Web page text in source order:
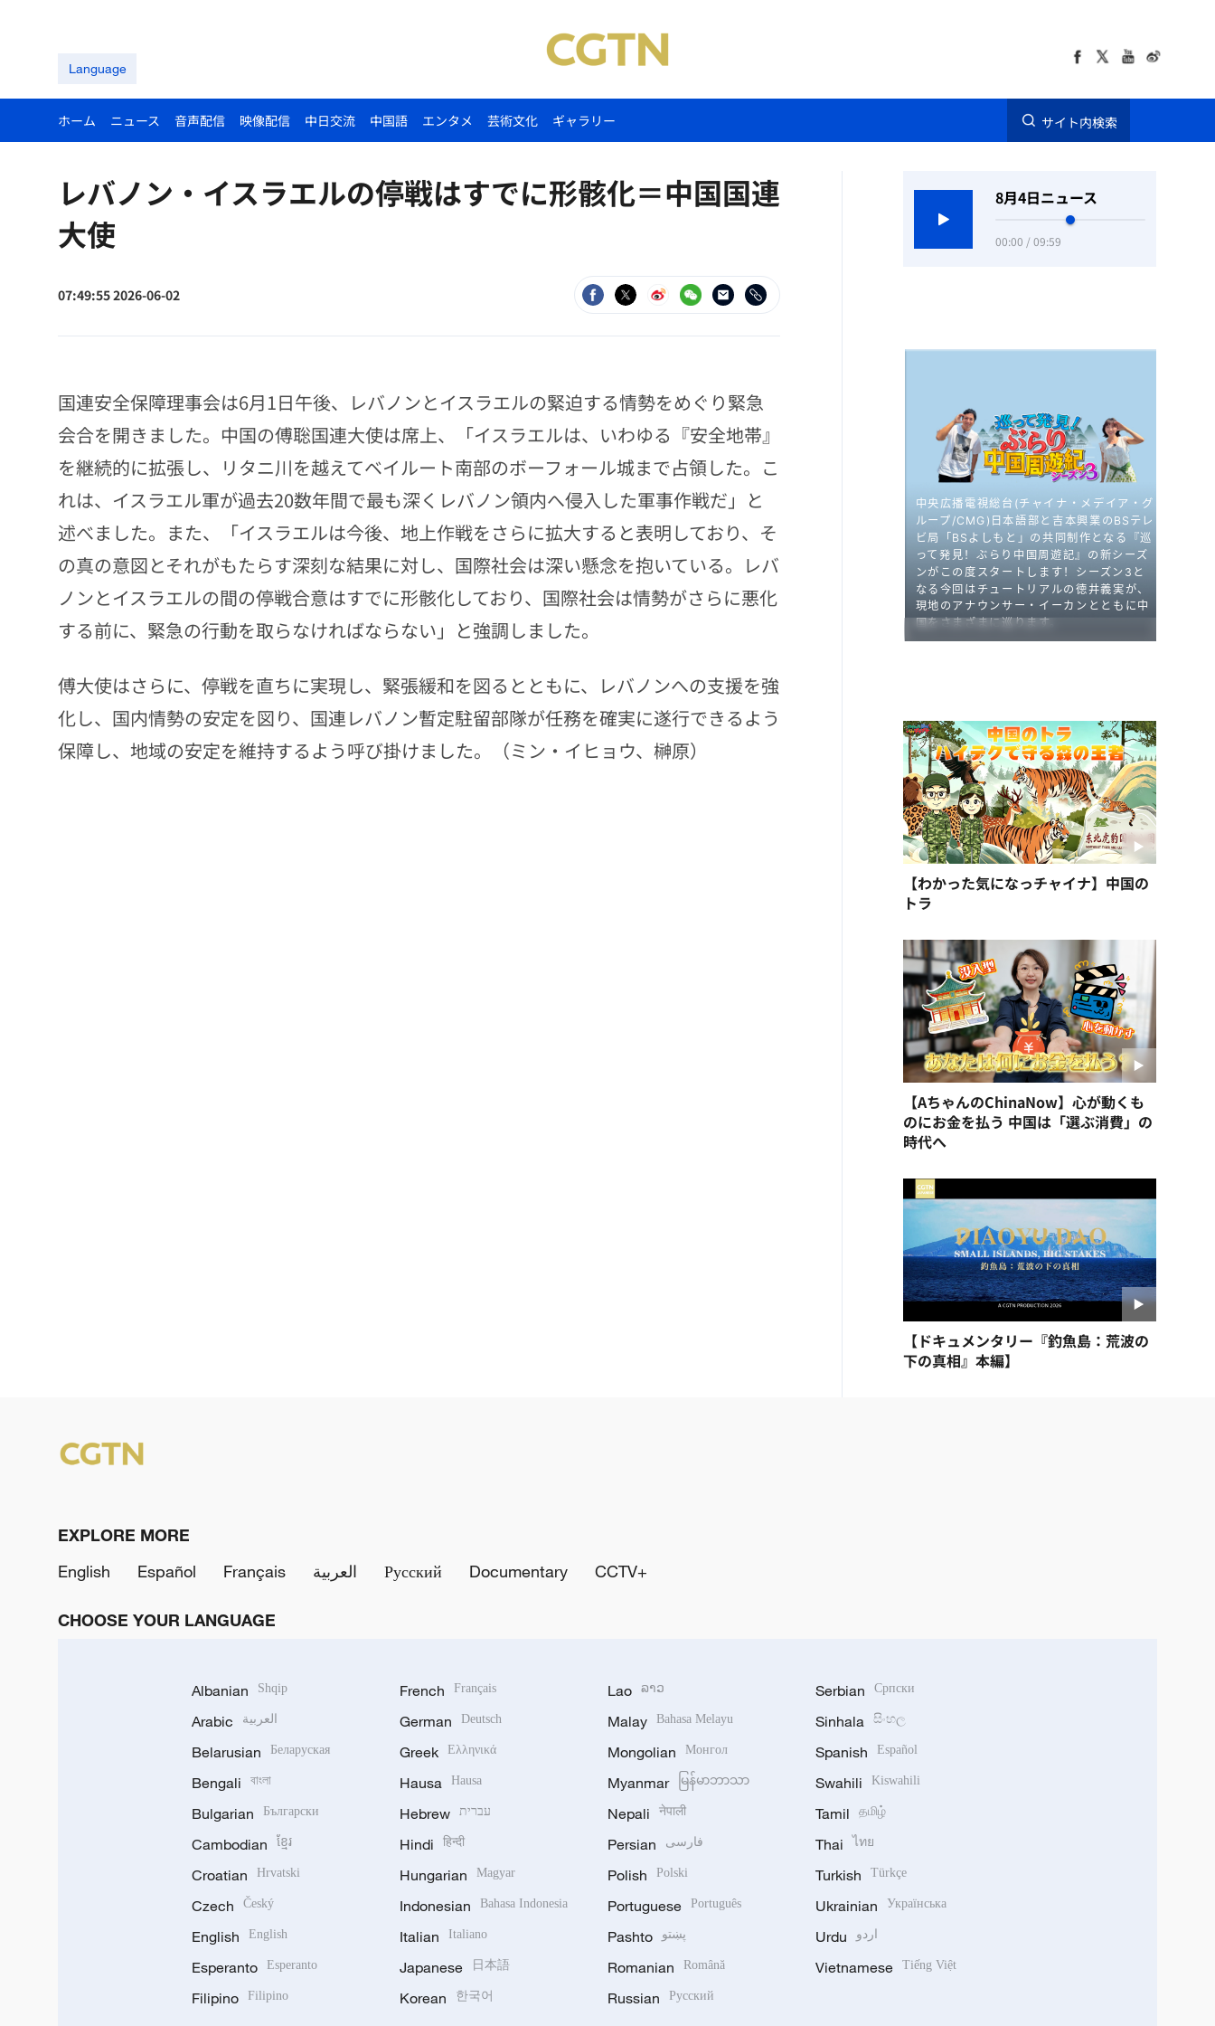
Language
ホーム ニュース 音声配信 映像配信 中日交流 中国語 エンタメ 芸術文化 ギャラリー サイト内検索
レバノン・イスラエルの停戦はすでに形骸化＝中国国連
大使
07:49:55 2026-06-02
国連安全保障理事会は6月1日午後、レバノンとイスラエルの緊迫する情勢をめぐり緊急
会合を開きました。中国の傅聡国連大使は席上、「イスラエルは、いわゆる『安全地帯』
を継続的に拡張し、リタニ川を越えてベイルート南部のボーフォール城まで占領した。こ
れは、イスラエル軍が過去20数年間で最も深くレバノン領内へ侵入した軍事作戦だ」と
述べました。また、「イスラエルは今後、地上作戦をさらに拡大すると表明しており、そ
の真の意図とそれがもたらす深刻な結果に対し、国際社会は深い懸念を抱いている。レバ
ノンとイスラエルの間の停戦合意はすでに形骸化しており、国際社会は情勢がさらに悪化
する前に、緊急の行動を取らなければならない」と強調しました。
傅大使はさらに、停戦を直ちに実現し、緊張緩和を図るとともに、レバノンへの支援を強
化し、国内情勢の安定を図り、国連レバノン暫定駐留部隊が任務を確実に遂行できるよう
保障し、地域の安定を維持するよう呼び掛けました。（ミン・イヒョウ、榊原）
8月4日ニュース
00:00 / 09:59
【わかった気になっチャイナ】中国の
トラ
【AちゃんのChinaNow】心が動くも
のにお金を払う 中国は「選ぶ消費」の
時代へ
【ドキュメンタリー『釣魚島：荒波の
下の真相』本編】
EXPLORE MORE
English
Español Français العربية Русский Documentary CCTV+
CHOOSE YOUR LANGUAGE
Albanian Shqip
Arabic العربية
Belarusian Беларуская
Bengali বাংলা
Bulgarian Български
Cambodian ខ្មែរ
Croatian Hrvatski
Czech Český
English English
Esperanto Esperanto
Filipino Filipino
French Français
German Deutsch
Greek Ελληνικά
Hausa Hausa
Hebrew עברית
Hindi हिन्दी
Hungarian Magyar
Indonesian Bahasa Indonesia
Italian Italiano
Japanese 日本語
Korean 한국어
Lao ລາວ
Malay Bahasa Melayu
Mongolian Монгол
Myanmar မြန်မာဘာသာ
Nepali नेपाली
Persian فارسی
Polish Polski
Portuguese Português
Pashto پښتو
Romanian Română
Russian Русский
Serbian Српски
Sinhala සිංහල
Spanish Español
Swahili Kiswahili
Tamil தமிழ்
Thai ไทย
Turkish Türkçe
Ukrainian Українська
Urdu اردو
Vietnamese Tiếng Việt